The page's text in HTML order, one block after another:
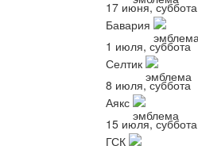
17 июня, суббота
Бавария
1 июля, суббота
Селтик
8 июля, суббота
Аякс
15 июля, суббота
ГСК